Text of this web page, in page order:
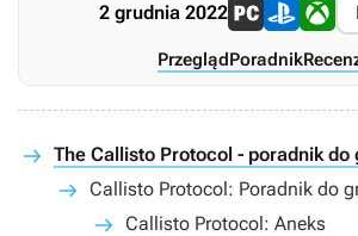
2 grudnia 2022
PrzeglądPoradnik
The Callisto Protocol - poradnik do
Callisto Protocol: Poradnik do
Callisto Protocol: Aneks